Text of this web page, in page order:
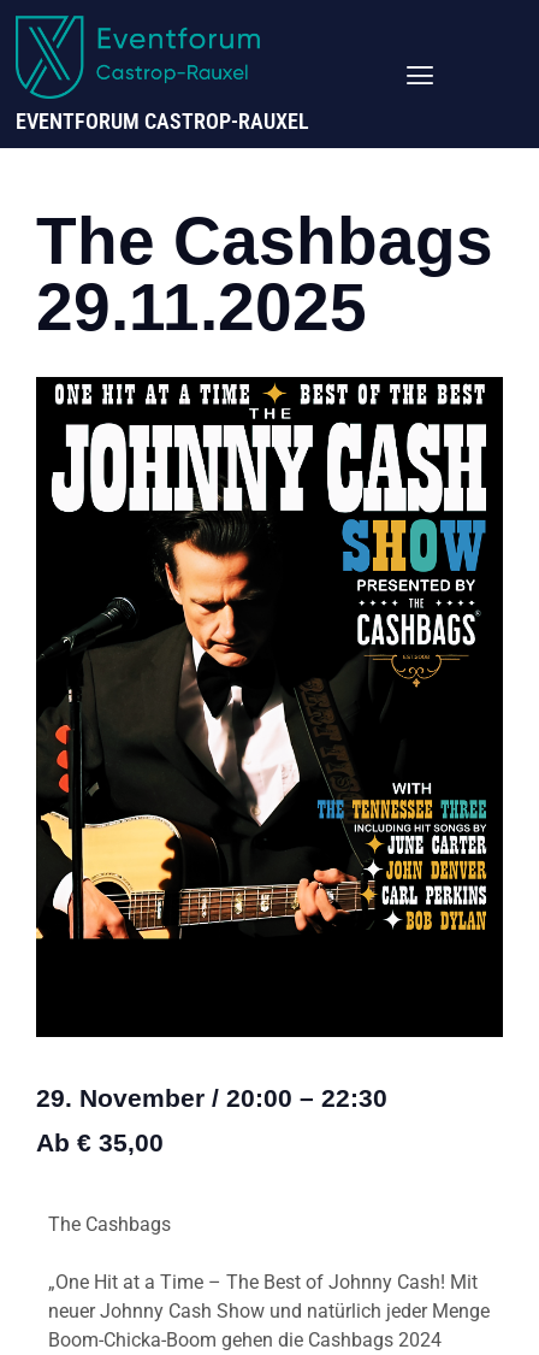
EVENTFORUM CASTROP-RAUXEL
The Cashbags
29.11.2025
29. November / 20:00 – 22:30
Ab € 35,00
The Cashbags
„One Hit at a Time – The Best of Johnny Cash! Mit
neuer Johnny Cash Show und natürlich jeder Menge
Boom-Chicka-Boom gehen die Cashbags 2024